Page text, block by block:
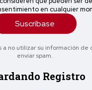
en cualquier
Suscríbase
a no utilizar su información de
enviar spam.
Registro